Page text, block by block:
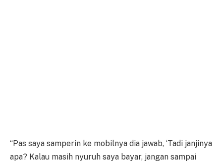
“Pas saya samperin ke mobilnya dia jawab, ‘Tadi janjinya
apa? Kalau masih nyuruh saya bayar, jangan sampai